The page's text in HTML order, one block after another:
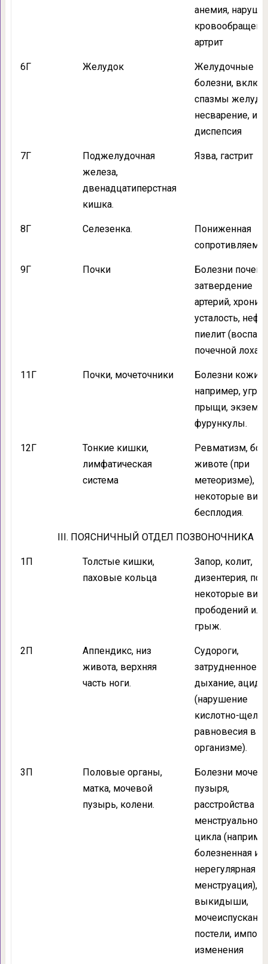
анемия,
артрит
6Г Желудок
Желудочные
болезни,
спазмы
несварение,
диспепсия
7Г
Поджелудочная
железа,
двенадцатиперстная
кишка.
Язва, гастрит
8Г Селезенка.
Пониженная
9Г Почки
Болезни почек,
затвердение
артерий,
усталость,
пиелит
почечной
11Г Почки, мочеточники
Болезни кожи,
например, угри,
прыщи, экзема,
фурункулы.
12Г
Тонкие кишки,
лимфатическая
система
Ревматизм,
животе (при
метеоризме),
некоторые
бесплодия.
III. ПОЯСНИЧНЫЙ ОТДЕЛ ПОЗВОНОЧНИКА
1П
Толстые кишки,
паховые кольца
Запор, колит,
дизентерия,
некоторые
прободений или
грыж.
2П
Аппендикс, низ
живота, верхняя
часть ноги.
Судороги,
затрудненное
дыхание,
(нарушение
кислотно-
равновесия в
организме).
3П
Половые органы,
матка, мочевой
пузырь, колени.
Болезни
пузыря,
расстройства
менструального
цикла
болезненная
нерегулярная
менструация),
выкидыши,
постели,
изменения